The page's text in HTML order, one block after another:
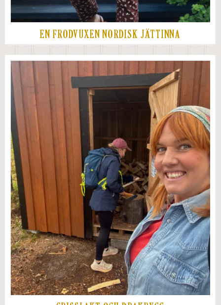
EN FRODVUXEN NORDISK JÄTTINNA